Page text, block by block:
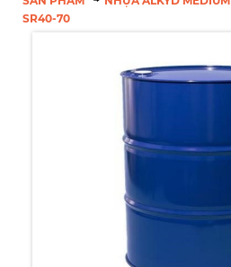
SR40-70